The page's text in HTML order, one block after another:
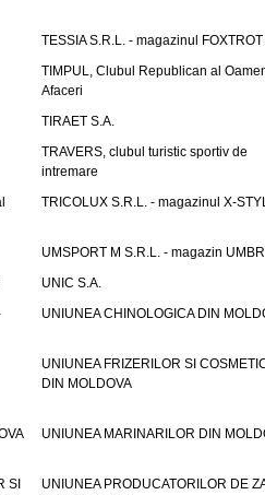
TESSIA S.R.L. - magazinul FOXTROT
TIMPUL, Clubul Republican al
Afaceri
TIRAET S.A.
TRAVERS, clubul turistic sportiv de
intremare
TRICOLUX S.R.L. - magazinul X-
UMSPORT M S.R.L. - magazin
UNIC S.A.
UNIUNEA CHINOLOGICA DIN
UNIUNEA FRIZERILOR SI
DIN MOLDOVA
UNIUNEA MARINARILOR DIN
SI
UNIUNEA PRODUCATORILOR DE